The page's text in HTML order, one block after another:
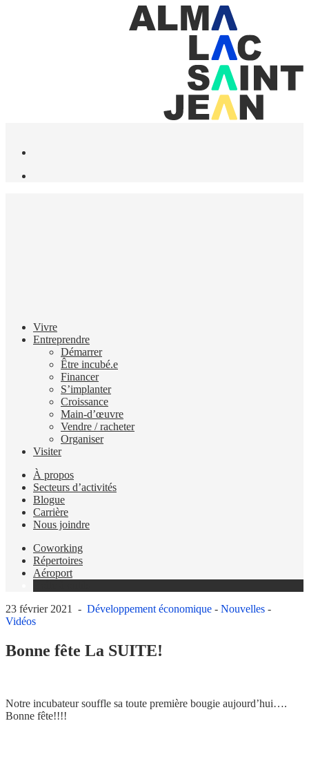
Vivre
Entreprendre
Démarrer
Être incubé.e
Financer
S’implanter
Croissance
Main-d’œuvre
Vendre / racheter
Organiser
Visiter
À propos
Secteurs d’activités
Blogue
Carrière
Nous joindre
Coworking
Répertoires
Aéroport
23 février 2021 - Développement économique - Nouvelles -
Vidéos
Bonne fête La SUITE!
Notre incubateur souffle sa toute première bougie aujourd’hui….
Bonne fête!!!!